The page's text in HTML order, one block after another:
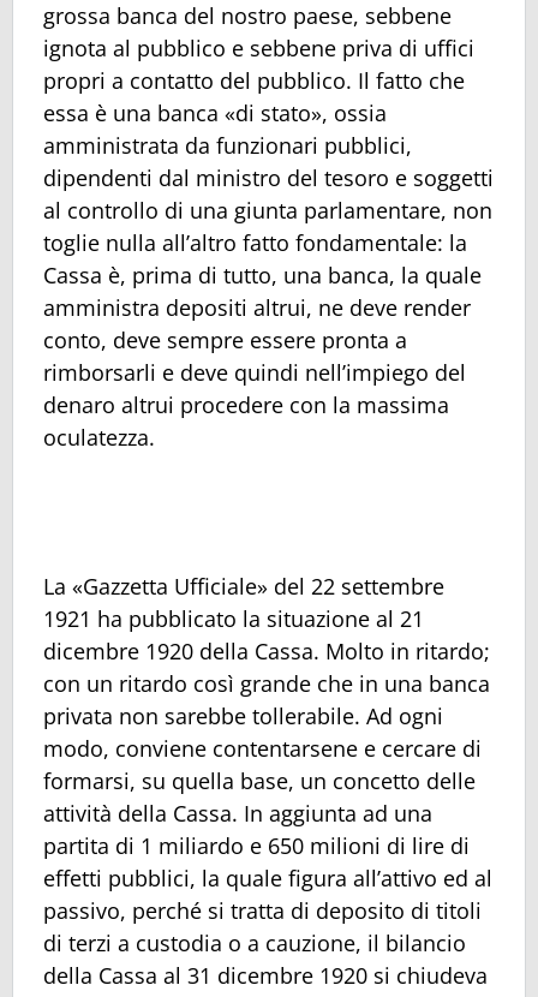
grossa banca del nostro paese, sebbene
ignota al pubblico e sebbene priva di uffici
propri a contatto del pubblico. Il fatto che
essa è una banca «di stato», ossia
amministrata da funzionari pubblici,
dipendenti dal ministro del tesoro e soggetti
al controllo di una giunta parlamentare, non
toglie nulla all’altro fatto fondamentale: la
Cassa è, prima di tutto, una banca, la quale
amministra depositi altrui, ne deve render
conto, deve sempre essere pronta a
rimborsarli e deve quindi nell’impiego del
denaro altrui procedere con la massima
oculatezza.
La «Gazzetta Ufficiale» del 22 settembre
1921 ha pubblicato la situazione al 21
dicembre 1920 della Cassa. Molto in ritardo;
con un ritardo così grande che in una banca
privata non sarebbe tollerabile. Ad ogni
modo, conviene contentarsene e cercare di
formarsi, su quella base, un concetto delle
attività della Cassa. In aggiunta ad una
partita di 1 miliardo e 650 milioni di lire di
effetti pubblici, la quale figura all’attivo ed al
passivo, perché si tratta di deposito di titoli
di terzi a custodia o a cauzione, il bilancio
della Cassa al 31 dicembre 1920 si chiudeva